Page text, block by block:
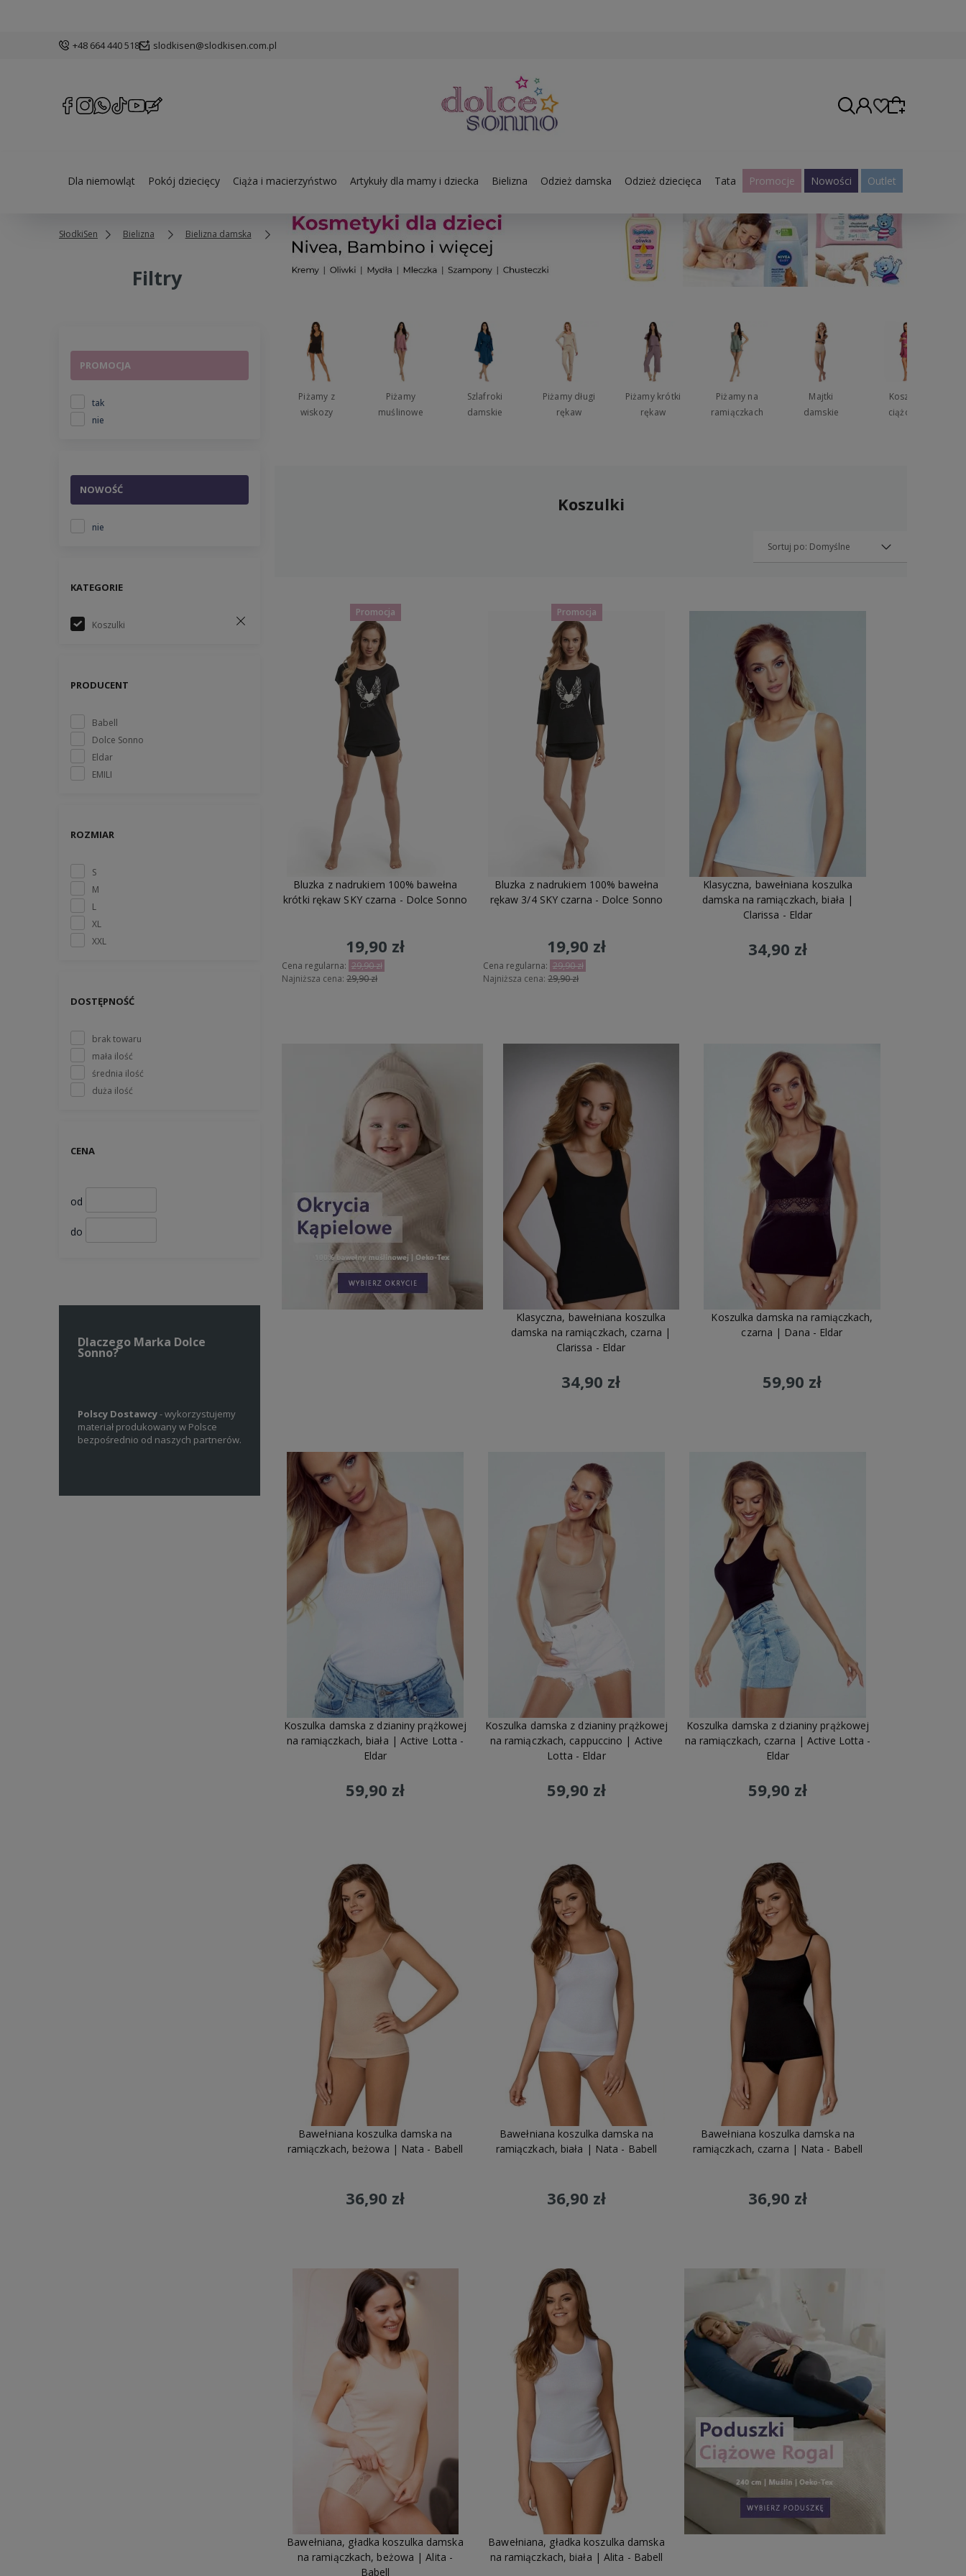
+48 664 440 518 slodkisen@slodkisen.com.pl
Wybierz coś dla siebie z naszej aktualnej oferty
lub zaloguj się, aby przywrócić dodane produkty
do listy z poprzedniej sesji.
Przejdź do listy (wymagane logowanie)
Dla niemowląt Pokój dziecięcy Ciąża i macierzyństwo Artykuły dla mamy i dziecka Bielizna Odzież damska Odzież dziecięca Tata Promocje Nowości Outlet
SłodkiSen Bielizna Bielizna damska Koszulki
Filtry
KATEGORIE
Koszulki
PRODUCENT
Babell
Dolce Sonno
Eldar
EMILI
ROZMIAR
S
M
L
XL
XXL
DOSTĘPNOŚĆ
brak towaru
mała ilość
średnia ilość
duża ilość
CENA
od
do
NOWOŚĆ
nie
PROMOCJA
tak
nie
Dlaczego Marka Dolce
Sonno?
- wykorzystujemy
w Polsce
od naszych partnerów.
Własne Projekty- sami
projektujemy wzory naszych
produktów dla niemowląt, dzieci oraz
wymagania.
Piżamy z
wiskozy
Piżamy
muślinowe
Szlafroki
damskie
Piżamy długi
rękaw
Piżamy krótki
rękaw
Piżamy na
ramiączkach
Majtki
damskie
Koszule
ciążowe
Koszulki
Bluzka z nadrukiem 100% bawełna
krótki rękaw SKY czarna - Dolce Sonno
19,90 zł
Cena regularna: 29,90 zł
Najniższa cena: 29,90 zł
Promocja
Bluzka z nadrukiem 100% bawełna
rękaw 3/4 SKY czarna - Dolce Sonno
19,90 zł
Cena regularna: 29,90 zł
Najniższa cena: 29,90 zł
Promocja
Klasyczna, bawełniana koszulka
damska na ramiączkach, biała |
Clarissa - Eldar
34,90 zł
Klasyczna, bawełniana koszulka
damska na ramiączkach, czarna |
Clarissa - Eldar
34,90 zł
Koszulka damska na ramiączkach,
czarna | Dana - Eldar
59,90 zł
Koszulka damska z dzianiny prążkowej
na ramiączkach, biała | Active Lotta -
Eldar
59,90 zł
Koszulka damska z dzianiny prążkowej
na ramiączkach, cappuccino | Active
Lotta - Eldar
59,90 zł
Koszulka damska z dzianiny prążkowej
na ramiączkach, czarna | Active Lotta -
Eldar
59,90 zł
Bawełniana koszulka damska na
ramiączkach, beżowa | Nata - Babell
36,90 zł
Bawełniana koszulka damska na
ramiączkach, biała | Nata - Babell
36,90 zł
Bawełniana koszulka damska na
ramiączkach, czarna | Nata - Babell
36,90 zł
Bawełniana, gładka koszulka damska
na ramiączkach, beżowa | Alita -
Babell
Bawełniana, gładka koszulka damska
na ramiączkach, biała | Alita - Babell